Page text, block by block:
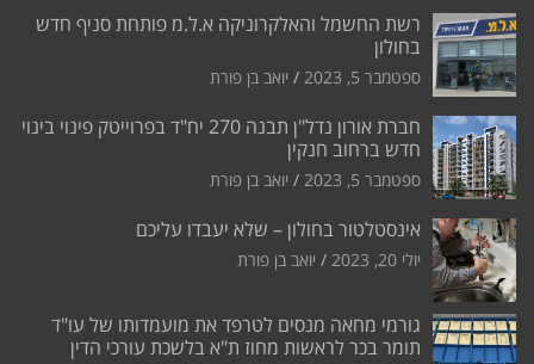
רשת החשמל והאלקרוניקה א.ל.מ פותחת סניף חדש
בחולון
ספטמבר 5, 2023 יואב בן פורת
חברת אורון נדל"ן תבנה 270 יח"ד בפרוייטק פינוי בינוי
חדש ברחוב חנקין
ספטמבר 5, 2023 יואב בן פורת
אינסטלטור בחולון – שלא יעבדו עליכם
יולי 20, 2023 יואב בן פורת
גורמי מחאה מנסים לטרפד את מועמדותו של עו"ד
תומר בכר לראשות מחוז ת"א בלשכת עורכי הדין